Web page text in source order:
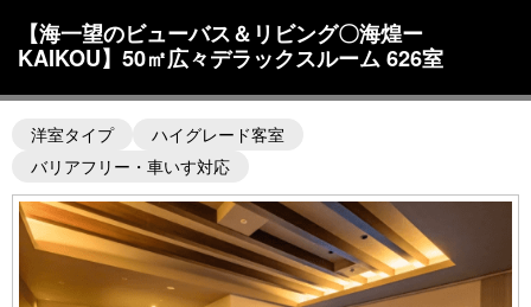
【海一望のビューバス＆リビング〇海煌ー
KAIKOU】50㎡広々デラックスルーム 626室
洋室タイプ
ハイグレード客室
バリアフリー・車いす対応